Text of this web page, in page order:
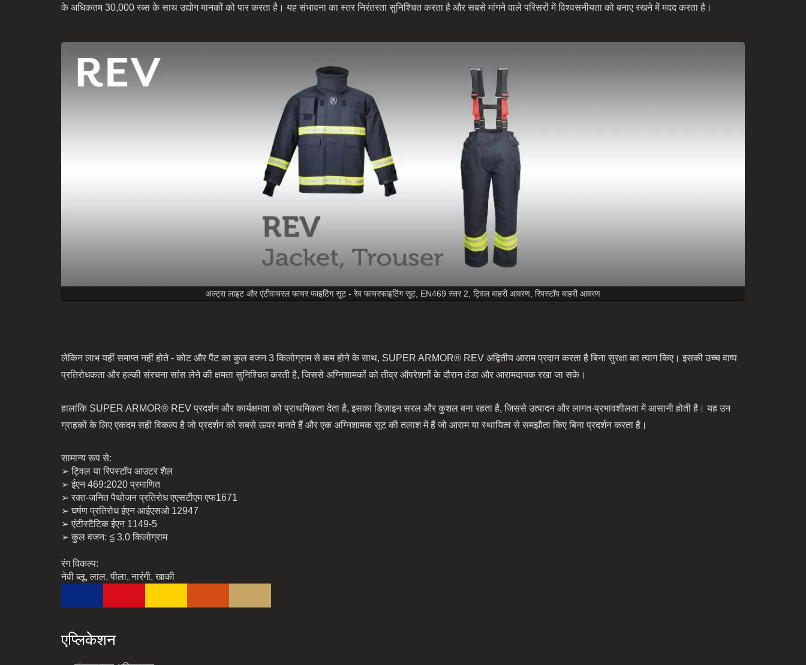
अल्ट्रा लाइट और एंटीवायरल फायर फाइटिंग सूट - रेव फायरफाइटिंग सूट, EN469 स्तर 2, ट्विल बाहरी आवरण, रिपस्टॉप बाहरी आवरण
के अधिकतम 30,000 रब्स के साथ उद्योग मानकों को पार करता है। यह संभावना का स्तर निरंतरता सुनिश्चित करता है और सबसे मांगने वाले परिसरों में विश्वसनीयता को बनाए रखने में मदद करता है।
लेकिन लाभ यहीं समाप्त नहीं होते - कोट और पैंट का कुल वजन 3 किलोग्राम से कम होने के साथ, SUPER ARMOR® REV अद्वितीय आराम प्रदान करता है बिना सुरक्षा का त्याग किए। इसकी उच्च वाष्प
प्रतिरोधकता और हल्की संरचना सांस लेने की क्षमता सुनिश्चित करती है, जिससे अग्निशामकों को तीव्र ऑपरेशनों के दौरान ठंडा और आरामदायक रखा जा सके।
हालांकि SUPER ARMOR® REV प्रदर्शन और कार्यक्षमता को प्राथमिकता देता है, इसका डिज़ाइन सरल और कुशल बना रहता है, जिससे उत्पादन और लागत-प्रभावशीलता में आसानी होती है। यह उन
ग्राहकों के लिए एकदम सही विकल्प है जो प्रदर्शन को सबसे ऊपर मानते हैं और एक अग्निशामक सूट की तलाश में हैं जो आराम या स्थायित्व से समझौता किए बिना प्रदर्शन करता है।
सामान्य रूप से:
➢ ट्विल या रिपस्टॉप आउटर शैल
➢ ईएन 469:2020 प्रमाणित
➢ रक्त-जनित पैथोजन प्रतिरोध एएसटीएम एफ1671
➢ घर्षण प्रतिरोध ईएन आईएसओ 12947
➢ एंटीस्टैटिक ईएन 1149-5
➢ कुल वजन: ≦ 3.0 किलोग्राम
रंग विकल्प:
नेवी ब्लू, लाल, पीला, नारंगी, खाकी
एप्लिकेशन